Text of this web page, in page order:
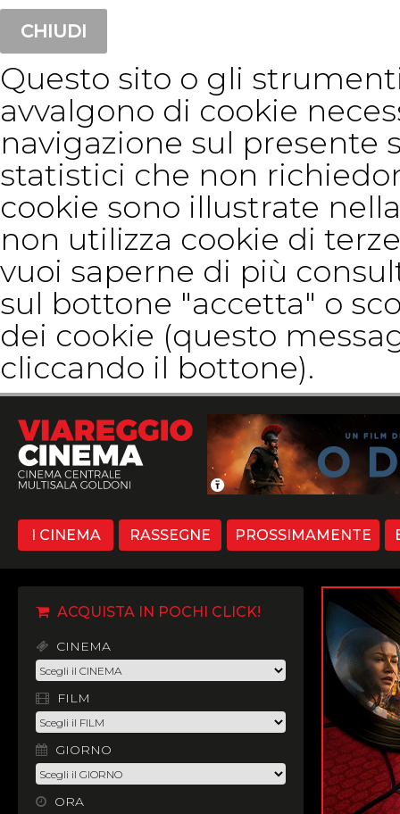
CHIUDI
Questo sito o gli
avvalgono di cookie
navigazione sul presente
statistici che non
cookie sono illustrate
non utilizza cookie di
vuoi saperne di più
sul bottone "accetta" o
dei cookie (questo
cliccando il bottone).
I CINEMA RASSEGNE PROSSIMAMENTE
ACQUISTA IN POCHI CLICK!
CINEMA
FILM
GIORNO
ORA